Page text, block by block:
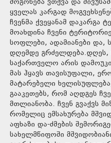
ყველას კარგად
ჩვენმა ქვეყანამ დაკარგა
მოახდინა ჩვენი
სოფლები, ადამიანები და,
დღემდე
საქართველო არის
მას ჰყავს თავისუფალი,
მატარებელი
გააკეთებს, რომ აღდგეს
მთლიანობა. ჩვენ გვაქვს
რომელიც ემსახურება
აფხაზი და-ძმების
სახელმწიფოში